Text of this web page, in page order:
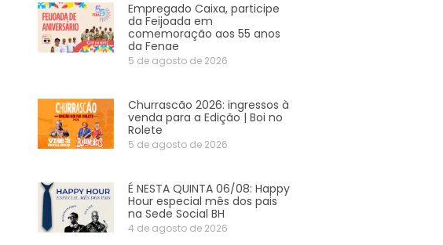
Empregado Caixa, participe
da Feijoada em
comemoração aos 55 anos
da Fenae
5 de agosto de 2026
Churrascão 2026: ingressos à
venda para a Edição | Boi no
Rolete
5 de agosto de 2026
É NESTA QUINTA 06/08: Happy
Hour especial mês dos pais
na Sede Social BH
4 de agosto de 2026